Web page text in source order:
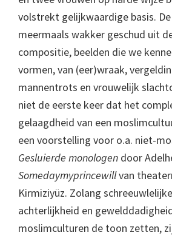
volstrekt gelijkwaardige basis.
meermaals wakker geschud uit
compositie, beelden die we
vormen, van (eer)wraak,
mannentrots en vrouwelijk
niet de eerste keer dat het
gelaagdheid van een
een voorstelling voor o.a. niet-
Gesluierde monologen door
Somedaymyprincewillvan
Kirmiziyüz. Zolang
achterlijkheid en
moslimculturen de toon zetten,